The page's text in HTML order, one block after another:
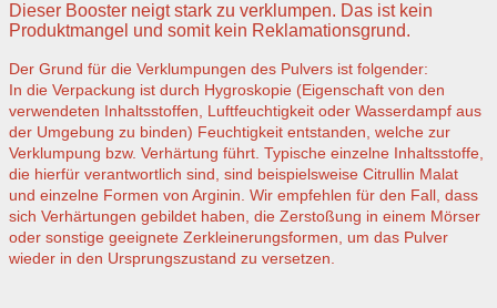
Dieser Booster neigt stark zu verklumpen. Das ist kein
Produktmangel und somit kein Reklamationsgrund.
Der Grund für die Verklumpungen des Pulvers ist folgender:
In die Verpackung ist durch Hygroskopie (Eigenschaft von den
verwendeten Inhaltsstoffen, Luftfeuchtigkeit oder Wasserdampf aus
der Umgebung zu binden) Feuchtigkeit entstanden, welche zur
Verklumpung bzw. Verhärtung führt. Typische einzelne Inhaltsstoffe,
die hierfür verantwortlich sind, sind beispielsweise Citrullin Malat
und einzelne Formen von Arginin. Wir empfehlen für den Fall, dass
sich Verhärtungen gebildet haben, die Zerstoßung in einem Mörser
oder sonstige geeignete Zerkleinerungsformen, um das Pulver
wieder in den Ursprungszustand zu versetzen